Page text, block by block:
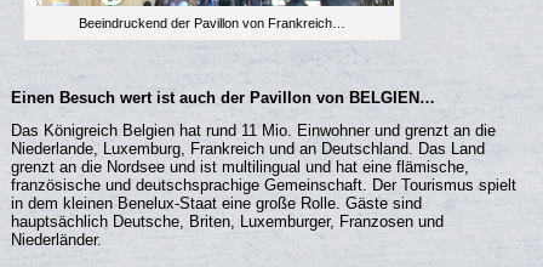
Beeindruckend der Pavillon von Frankreich…
Einen Besuch wert ist auch der Pavillon von BELGIEN…
Das Königreich Belgien hat rund 11 Mio. Einwohner und grenzt an die
Niederlande, Luxemburg, Frankreich und an Deutschland. Das Land
grenzt an die Nordsee und ist multilingual und hat eine flämische,
französische und deutschsprachige Gemeinschaft. Der Tourismus spielt
in dem kleinen Benelux-Staat eine große Rolle. Gäste sind
hauptsächlich Deutsche, Briten, Luxemburger, Franzosen und
Niederländer.